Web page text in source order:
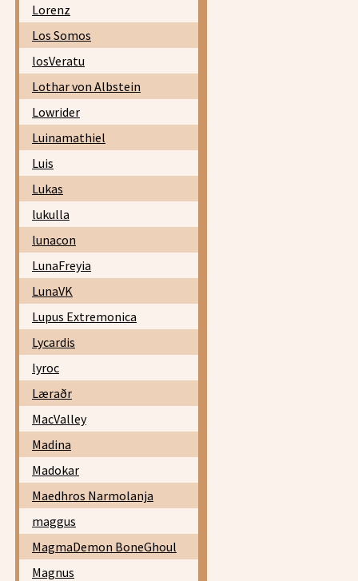
Lorenz
Los Somos
losVeratu
Lothar von Albstein
Lowrider
Luinamathiel
Luis
Lukas
lukulla
lunacon
LunaFreyia
LunaVK
Lupus Extremonica
Lycardis
lyroc
Læraðr
MacValley
Madina
Madokar
Maedhros Narmolanja
maggus
MagmaDemon BoneGhoul
Magnus